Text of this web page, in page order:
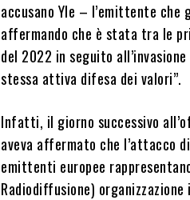
accusano Yle – l’emittente che
affermando che è stata tra le
del 2022 in seguito
stessa attiva difesa dei valori”.
Infatti, il giorno successivo
aveva affermato che l’attacco
emittenti europee
Radiodiffusione)